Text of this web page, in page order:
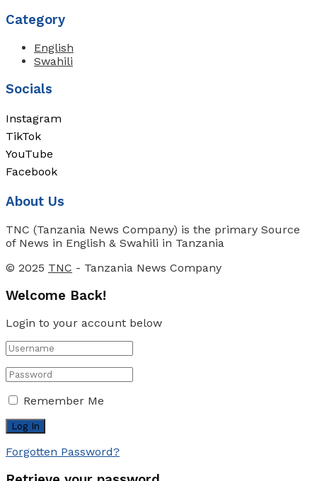
Category
English
Swahili
Socials
Instagram
TikTok
YouTube
Facebook
About Us
TNC (Tanzania News Company) is the primary Source
of News in English & Swahili in Tanzania
© 2025 TNC - Tanzania News Company
Welcome Back!
Login to your account below
Remember Me
Forgotten Password?